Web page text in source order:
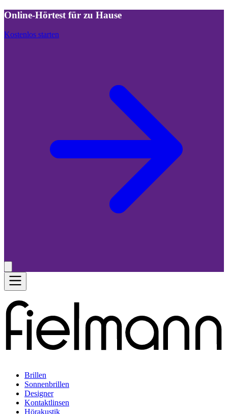
Online-Hörtest für zu Hause
Kostenlos starten
Brillen
Sonnenbrillen
Designer
Kontaktlinsen
Hörakustik